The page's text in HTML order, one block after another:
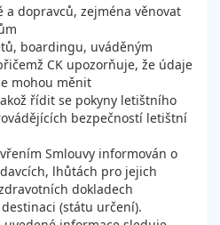
a dopravců, zejména věnovat
boardingu, uváděným
CK upozorňuje, že údaje
mohou měnit
řídit se pokyny letištního
bezpečností letištní
Smlouvy informován o
lhůtách pro jejich
dokladech
(státu určení).